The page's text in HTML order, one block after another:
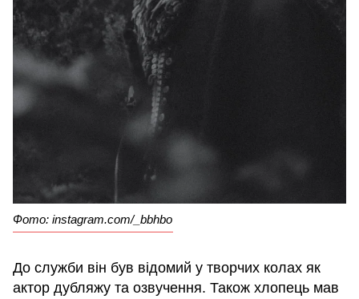
Фото: instagram.com/_bbhbo
До служби він був відомий у творчих колах як
актор дубляжу та озвучення. Також хлопець мав